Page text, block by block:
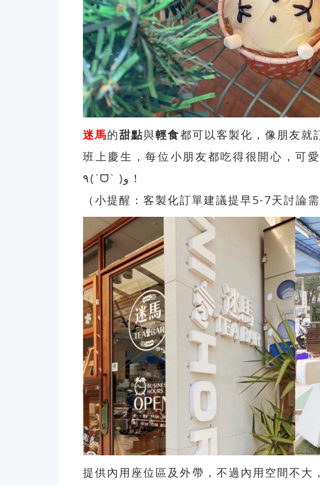
迷馬的甜點與輕食都可以客製化，像朋友就
班上慶生，每位小朋友都吃得很開心，可
٩(ˊᗜˋ )و！
（小提醒：客製化訂單建議提早5-7天討論需
提供內用座位區及外帶，不過內用空間不大